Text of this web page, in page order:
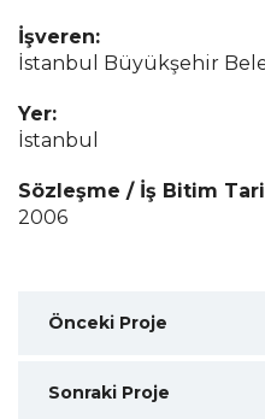
İşveren:
İstanbul Büyükşehir
Yer:
İstanbul
Sözleşme / İş Bitim
2006
Önceki Proje
Sonraki Proje